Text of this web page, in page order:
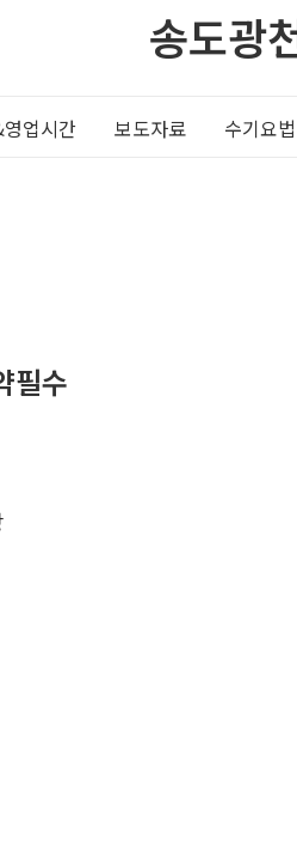
송도광
업시간 보도자료 수기요
필수